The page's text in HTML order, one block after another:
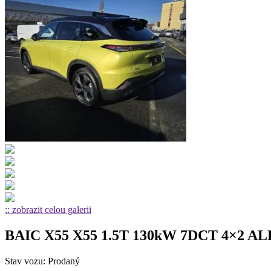
:: zobrazit celou galerii
BAIC X55 X55 1.5T 130kW 7DCT 4×2
Stav vozu: Prodaný